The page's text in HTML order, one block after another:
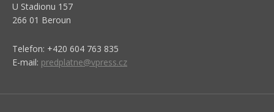
U Stadionu 157
266 01 Beroun
Telefon: +420 604 763 835
E-mail: predplatne@vpress.cz